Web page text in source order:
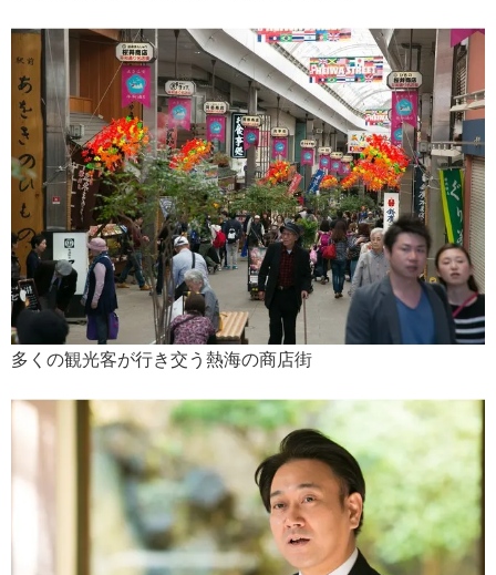
多くの観光客が行き交う熱海の商店街